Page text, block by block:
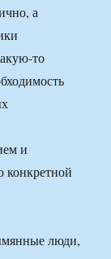
а
то
и
конкретной
люди,